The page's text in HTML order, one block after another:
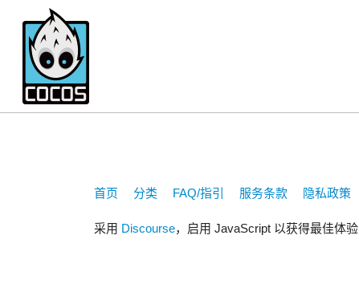
首页 分类 FAQ/指引 服务条款 隐私政策
采用 Discourse，启用 JavaScript 以获得最佳体验